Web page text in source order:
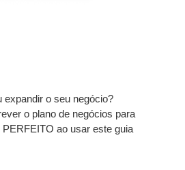
expandir o seu negócio?
o plano de negócios para
ao usar este guia